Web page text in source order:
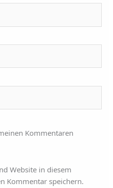
Kommentaren
Website in diesem
Kommentar speichern.